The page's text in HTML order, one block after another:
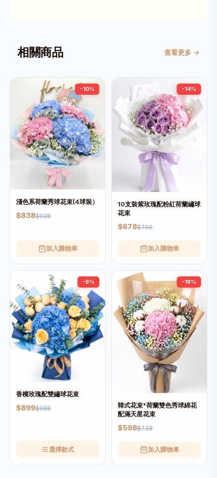
相關商品 查看更多 →
-10%
淺色系荷蘭秀球花束(4球裝）
$838$928
加入購物車
-14%
10支裝紫玫瑰配粉紅荷蘭繡球
花束
$678$790
加入購物車
-9%
香檳玫瑰配雙繡球花束
$899$988
選擇款式
-19%
韓式花束*荷蘭雙色秀球綿花
配滿天星花束
$598$738
加入購物車